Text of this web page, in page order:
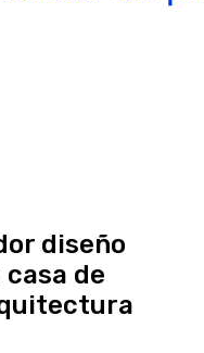
diseño
de